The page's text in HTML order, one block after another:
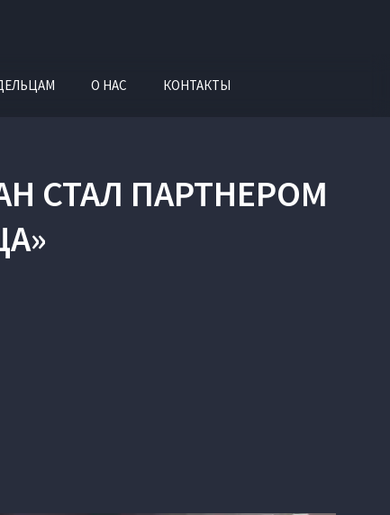
О НАС КОНТАКТЫ
СТАЛ ПАРТНЕРОМ